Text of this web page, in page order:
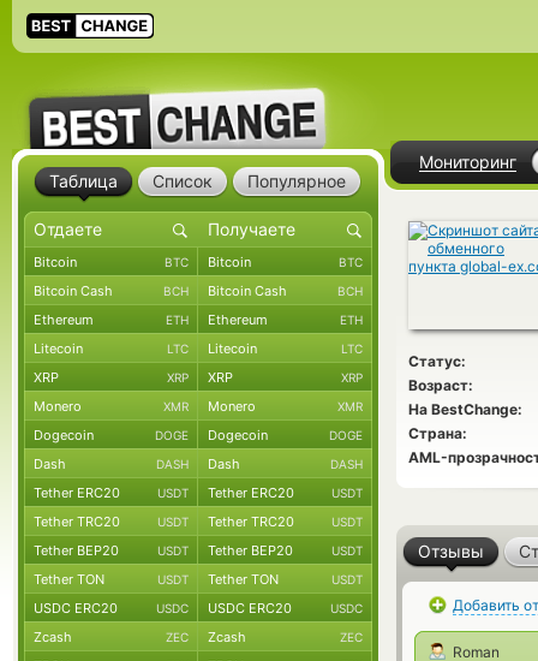
Мониторинг
Статус:
Возраст:
На BestChange:
Страна:
AML-
Отзывы
Добавить
Roman
Таблица Список Популярное
Bitcoin BTC Bitcoin BTC
Bitcoin Cash BCH Bitcoin Cash BCH
Ethereum ETH Ethereum ETH
Litecoin LTC Litecoin LTC
XRP XRP XRP XRP
Monero XMR Monero XMR
Dogecoin DOGE Dogecoin DOGE
Dash DASH Dash DASH
Tether ERC20 USDT Tether ERC20 USDT
Tether TRC20 USDT Tether TRC20 USDT
Tether BEP20 USDT Tether BEP20 USDT
Tether TON USDT Tether TON USDT
USDC ERC20 USDC USDC ERC20 USDC
Zcash ZEC Zcash ZEC